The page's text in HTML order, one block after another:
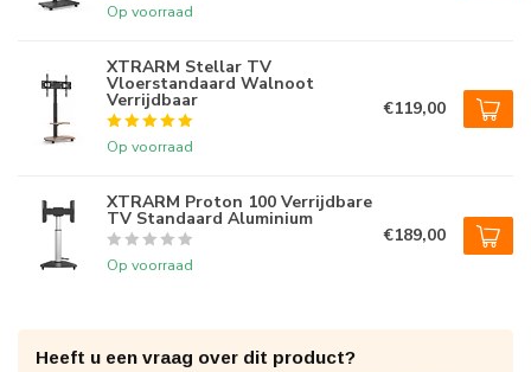
Op voorraad
XTRARM Stellar TV
Vloerstandaard Walnoot
Verrijdbaar
Op voorraad
€119,00
XTRARM Proton 100 Verrijdbare
TV Standaard Aluminium
Op voorraad
€189,00
Heeft u een vraag over dit product?